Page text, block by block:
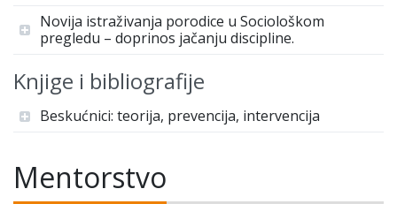
Novija istraživanja porodice u Sociološkom
pregledu – doprinos jačanju discipline.
Knjige i bibliografije
Beskućnici: teorija, prevencija, intervencija
Mentorstvo